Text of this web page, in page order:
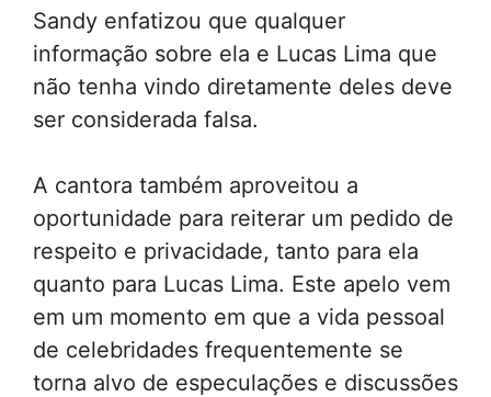
Sandy enfatizou que qualquer
informação sobre ela e Lucas Lima que
não tenha vindo diretamente deles deve
ser considerada falsa.
A cantora também aproveitou a
oportunidade para reiterar um pedido de
respeito e privacidade, tanto para ela
quanto para Lucas Lima. Este apelo vem
em um momento em que a vida pessoal
de celebridades frequentemente se
torna alvo de especulações e discussões